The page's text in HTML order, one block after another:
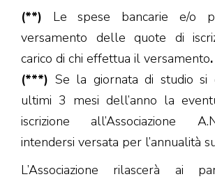
(**) Le spese bancarie e/o
versamento delle quote di
carico di chi effettua il versamento.
(***) Se la giornata di studio si
ultimi 3 mesi dell’anno la
iscrizione all’Associazione
intendersi versata per l’annualità
L’Associazione rilascerà ai